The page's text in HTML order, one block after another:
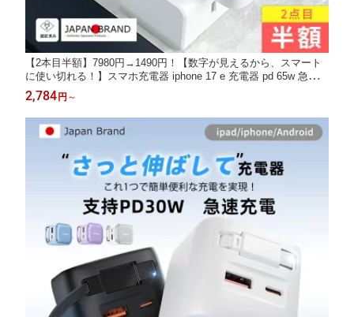
【2本目半額】7980円→1490円！【数字が見えるから、スマート
に使い切れる！】スマホ充電器 iphone 17 e 充電器 pd 65w 急速充
電器 アダプター USB コンセント iphone 純正 ACアダプター US
B PD 対応 Lightning/type-c ケーブル 小型化 ノートパソコン 充電
器 折りたたみ式
2,784 円 ～